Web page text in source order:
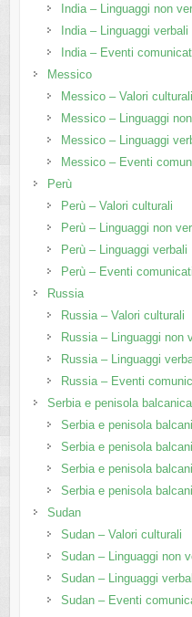
India – Linguaggi non
India – Linguaggi verbali
India – Eventi
Messico
Messico – Valori culturali
Messico – Linguaggi
Messico – Linguaggi
Messico – Eventi
Perù
Perù – Valori culturali
Perù – Linguaggi non
Perù – Linguaggi verbali
Perù – Eventi
Russia
Russia – Valori culturali
Russia – Linguaggi non
Russia – Linguaggi
Russia – Eventi
Serbia e penisola balcanica
Serbia e penisola
Serbia e penisola
Serbia e penisola
Serbia e penisola
Sudan
Sudan – Valori culturali
Sudan – Linguaggi non
Sudan – Linguaggi
Sudan – Eventi